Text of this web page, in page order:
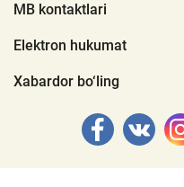
MB kontaktlari
Elektron hukumat
Xabardor bo‘ling